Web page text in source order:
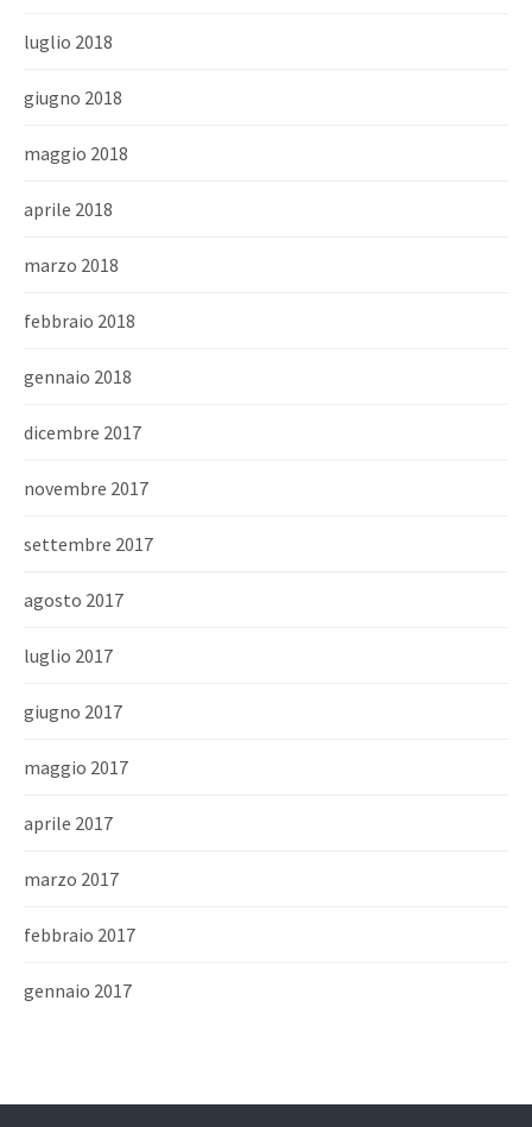
luglio 2018
giugno 2018
maggio 2018
aprile 2018
marzo 2018
febbraio 2018
gennaio 2018
dicembre 2017
novembre 2017
settembre 2017
agosto 2017
luglio 2017
giugno 2017
maggio 2017
aprile 2017
marzo 2017
febbraio 2017
gennaio 2017